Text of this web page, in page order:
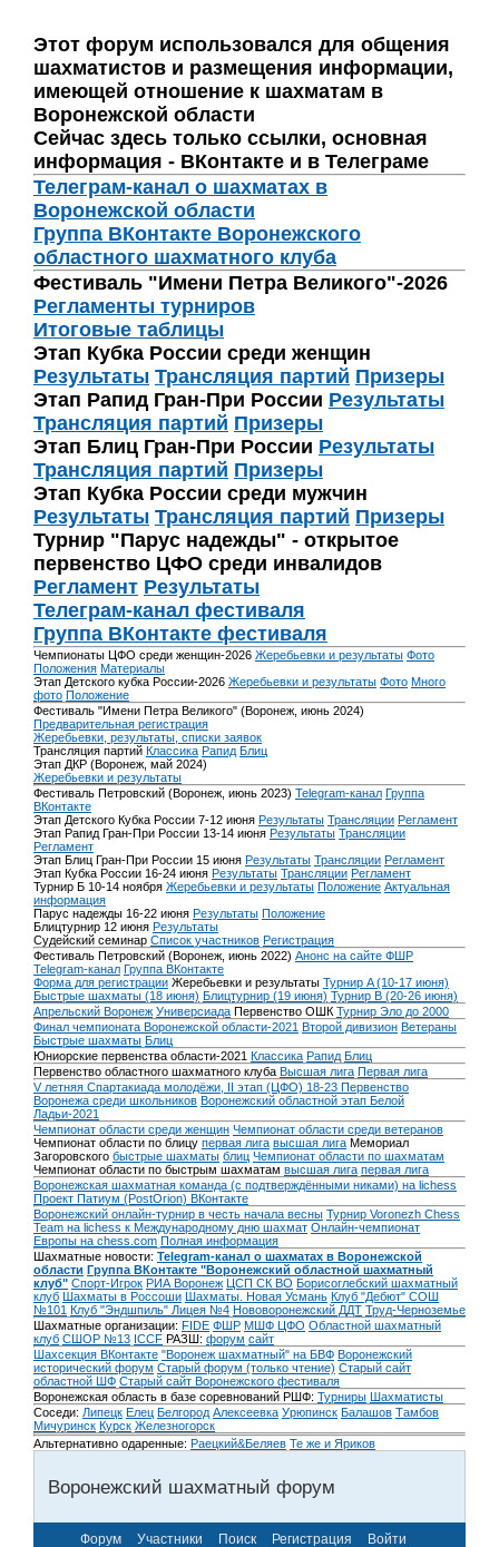
Этот форум использовался для общения
шахматистов и размещения информации,
имеющей отношение к шахматам в
Воронежской области
Сейчас здесь только ссылки, основная
информация - ВКонтакте и в Телеграме
Телеграм-канал о шахматах в
Воронежской области
Группа ВКонтакте Воронежского
областного шахматного клуба
Фестиваль "Имени Петра Великого"-2026
Регламенты турниров
Итоговые таблицы
Этап Кубка России среди женщин
Результаты Трансляция партий Призеры
Этап Рапид Гран-При России Результаты
Трансляция партий Призеры
Этап Блиц Гран-При России Результаты
Трансляция партий Призеры
Этап Кубка России среди мужчин
Результаты Трансляция партий Призеры
Турнир "Парус надежды" - открытое
первенство ЦФО среди инвалидов
Регламент Результаты
Телеграм-канал фестиваля
Группа ВКонтакте фестиваля
Чемпионаты ЦФО среди женщин-2026 Жеребьевки и результаты Фото
Положения Материалы
Этап Детского кубка России-2026 Жеребьевки и результаты Фото Много
фото Положение
Фестиваль "Имени Петра Великого" (Воронеж, июнь 2024)
Предварительная регистрация
Жеребьевки, результаты, списки заявок
Трансляция партий Классика Рапид Блиц
Этап ДКР (Воронеж, май 2024)
Жеребьевки и результаты
Фестиваль Петровский (Воронеж, июнь 2023) Telegram-канал Группа
ВКонтакте
Этап Детского Кубка России 7-12 июня Результаты Трансляции Регламент
Этап Рапид Гран-При России 13-14 июня Результаты Трансляции
Регламент
Этап Блиц Гран-При России 15 июня Результаты Трансляции Регламент
Этап Кубка России 16-24 июня Результаты Трансляции Регламент
Турнир Б 10-14 ноября Жеребьевки и результаты Положение Актуальная
информация
Парус надежды 16-22 июня Результаты Положение
Блицтурнир 12 июня Результаты
Судейский семинар Список участников Регистрация
Фестиваль Петровский (Воронеж, июнь 2022) Анонс на сайте ФШР
Telegram-канал Группа ВКонтакте
Форма для регистрации Жеребьевки и результаты Турнир A (10-17 июня)
Быстрые шахматы (18 июня) Блицтурнир (19 июня) Турнир B (20-26 июня)
Апрельский Воронеж Универсиада Первенство ОШК Турнир Эло до 2000
Финал чемпионата Воронежской области-2021 Второй дивизион Ветераны
Быстрые шахматы Блиц
Юниорские первенства области-2021 Классика Рапид Блиц
Первенство областного шахматного клуба Высшая лига Первая лига
V летняя Спартакиада молодёжи, II этап (ЦФО) 18-23 Первенство
Воронежа среди школьников Воронежский областной этап Белой
Ладьи-2021
Чемпионат области среди женщин Чемпионат области среди ветеранов
Чемпионат области по блицу первая лига высшая лига Мемориал
Загоровского быстрые шахматы блиц Чемпионат области по шахматам
Чемпионат области по быстрым шахматам высшая лига первая лига
Воронежская шахматная команда (с подтверждёнными никами) на lichess
Проект Патиум (PostOrion) ВКонтакте
Воронежский онлайн-турнир в честь начала весны Турнир Voronezh Chess
Team на lichess к Международному дню шахмат Онлайн-чемпионат
Европы на chess.com Полная информация
Шахматные новости: Telegram-канал о шахматах в Воронежской
области Группа ВКонтакте "Воронежский областной шахматный
клуб" Спорт-Игрок РИА Воронеж ЦСП СК ВО Борисоглебский шахматный
клуб Шахматы в Россоши Шахматы. Новая Усмань Клуб "Дебют" СОШ
№101 Клуб "Эндшпиль" Лицея №4 Нововоронежский ДДТ Труд-Черноземье
Шахматные организации: FIDE ФШР МШФ ЦФО Областной шахматный
клуб СШОР №13 ICCF РАЗШ: форум сайт
Шахсекция ВКонтакте "Воронеж шахматный" на БВФ Воронежский
исторический форум Cтарый форум (только чтение) Старый сайт
областной ШФ Старый сайт Воронежского фестиваля
Воронежская область в базе соревнований РШФ: Турниры Шахматисты
Соседи: Липецк Елец Белгород Алексеевка Урюпинск Балашов Тамбов
Мичуринск Курск Железногорск
Альтернативно одаренные: Раецкий&Беляев Те же и Яриков
Воронежский шахматный форум
Форум Участники Поиск Регистрация Войти